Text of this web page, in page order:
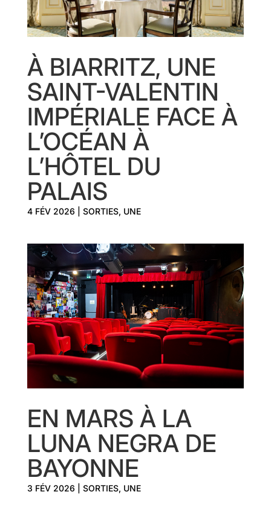
À BIARRITZ, UNE
SAINT-VALENTIN
IMPÉRIALE FACE À
L’OCÉAN À
L’HÔTEL DU
PALAIS
4 FÉV 2026 SORTIES, UNE
EN MARS À LA
LUNA NEGRA DE
BAYONNE
3 FÉV 2026 SORTIES, UNE